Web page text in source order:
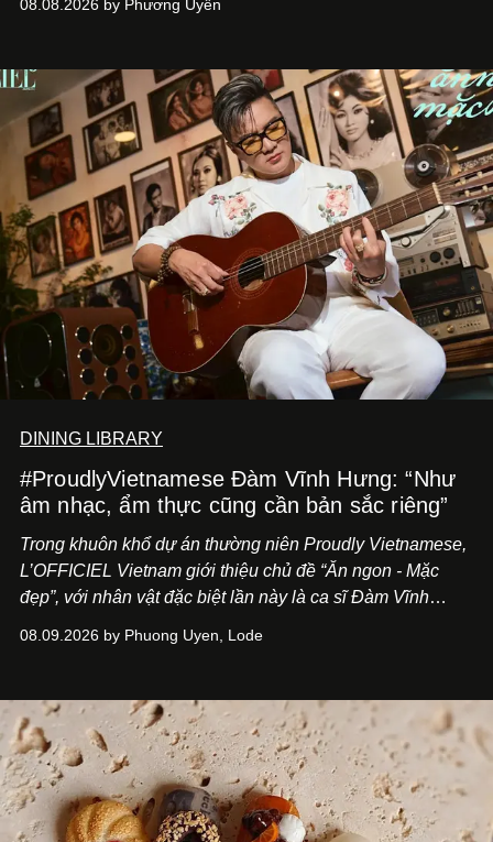
Kitchen Bar và SALEM tại TP.HCM.
08.08.2026 by Phương Uyên
DINING LIBRARY
#ProudlyVietnamese Đàm Vĩnh Hưng: “Như
âm nhạc, ẩm thực cũng cần bản sắc riêng”
Trong khuôn khổ dự án thường niên Proudly Vietnamese,
L’OFFICIEL Vietnam giới thiệu chủ đề “Ăn ngon - Mặc
đẹp”, với nhân vật đặc biệt lần này là ca sĩ Đàm Vĩnh
Cà Phê Cà Pháo mang dấu ấn Indochine hoài niệm, thu
08.09.2026 by Phuong Uyen, Lode